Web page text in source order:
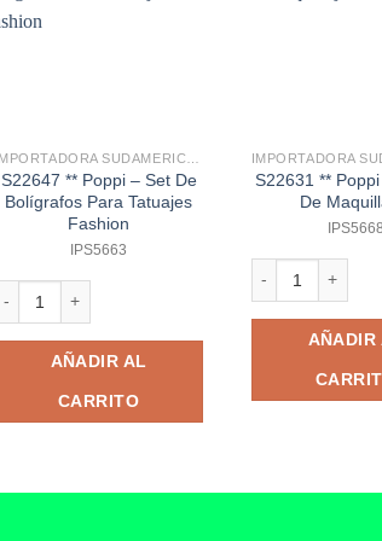
S22647 ** Poppi – Set De
Bolígrafos Para Tatuajes
Fashion
IPS5663
S22647 ** Poppi - Set De Bolígrafos Para Tatuajes
AÑADIR AL
CARRITO
S22631 **
De
IPS5668
AÑADIR